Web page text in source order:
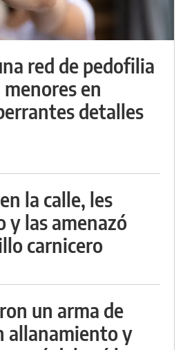
red de pedofilia
en
detalles
la calle, les
y las amenazó
carnicero
un arma de
allanamiento y